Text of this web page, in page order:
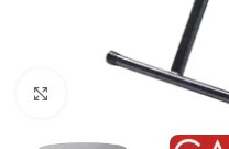
Klick zum Vergrößern